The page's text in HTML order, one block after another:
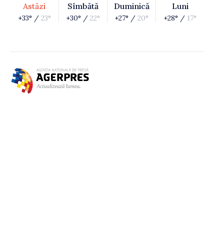
Astăzi
+33° / 23°
Sîmbătă
+30° / 22°
Duminică
+27° / 20°
Luni
+28° / 17°